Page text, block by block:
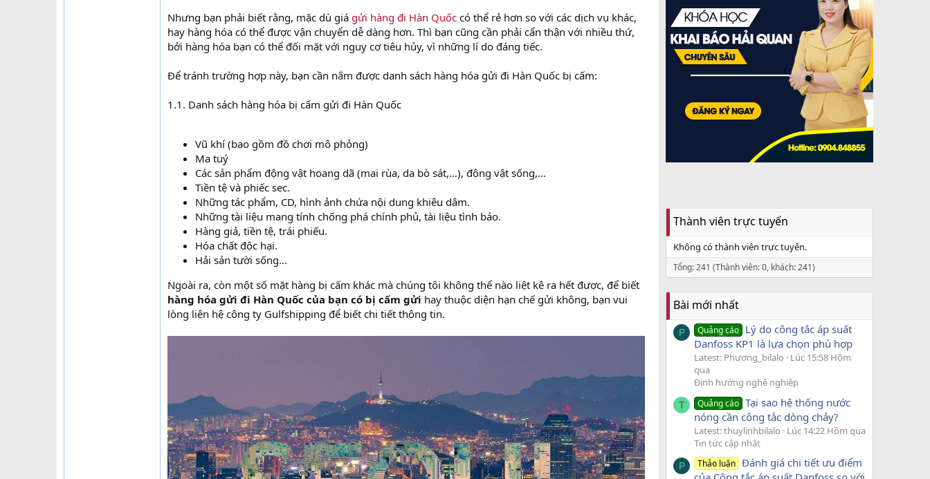
Nhưng bạn phải biết rằng, mặc dù giá gửi hàng đi Hàn Quốc có thể rẻ hơn so với các dịch vụ khác,
hay hàng hóa có thể được vận chuyển dễ dàng hơn. Thì bạn cũng cần phải cẩn thận với nhiều thứ,
bởi hàng hóa bạn có thể đối mặt với nguy cơ tiêu hủy, vì những lí do đáng tiếc.
Để tránh trường hợp này, bạn cần nắm được danh sách hàng hóa gửi đi Hàn Quốc bị cấm:
1.1. Danh sách hàng hóa bị cấm gửi đi Hàn Quốc
Vũ khí (bao gồm đồ chơi mô phỏng)
Ma tuý
Các sản phẩm động vật hoang dã (mai rùa, da bò sát,…), động vật sống,…
Tiền tệ và phiếc sec.
Những tác phẩm, CD, hình ảnh chứa nội dung khiêu dâm.
Những tài liệu mang tính chống phá chính phủ, tài liệu tình báo.
Hàng giả, tiền tệ, trái phiếu.
Hóa chất độc hại.
Hải sản tười sống…
Ngoài ra, còn một số mặt hàng bị cấm khác mà chúng tôi không thể nào liệt kê ra hết được, để biết
hàng hóa gửi đi Hàn Quốc của bạn có bị cấm gửi hay thuộc diện hạn chế gửi không, bạn vui
lòng liên hệ công ty Gulfshipping để biết chi tiết thông tin.
Thành viên trực tuyến
Không có thành viên trực tuyến.
Tổng: 241 (Thành viên: 0, khách: 241)
Bài mới nhất
P Quảng cáo Lý do công tắc áp suất
Danfoss KP1 là lựa chọn phù hợp
Latest: Phương_bilalo
Lúc 15:58 Hôm
qua
Định hướng nghề nghiệp
T Quảng cáo Tại sao hệ thống nước
nóng cần công tắc dòng chảy?
Latest: thuylinhbilalo
Lúc 14:22 Hôm qua
Tin tức cập nhật
P Thảo luận Đánh giá chi tiết ưu điểm